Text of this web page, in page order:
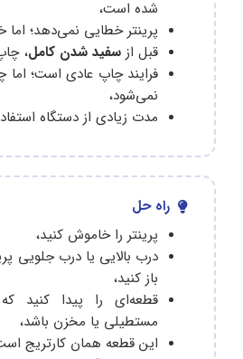
شده است،
پرینتر خطایی نمی‌دهد؛
قبل از سفید شدن کامل،
فرایند چاپ عادی است؛
نمی‌شود،
مدت زیادی از دستگاه
راه حل
پرینتر را خاموش کنید،
درب بالایی یا درب جلویی
باز کنید،
قطعه‌ای را پیدا کنید
مستطیلی یا مخزن باشد،
این قطعه همان کارتریج